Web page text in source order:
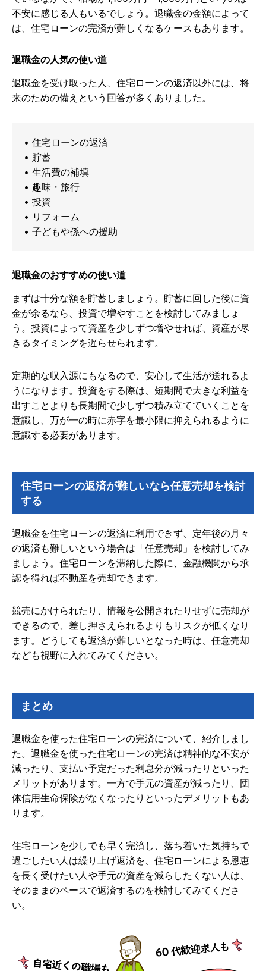
不安に感じる人もいるでしょう。退職金の金額によって
は、住宅ローンの完済が難しくなるケースもあります。
退職金の人気の使い道
退職金を受け取った人、住宅ローンの返済以外には、将
来のための備えという回答が多くありました。
• 住宅ローンの返済
• 貯蓄
• 生活費の補填
• 趣味・旅行
• 投資
• リフォーム
• 子どもや孫への援助
退職金のおすすめの使い道
まずは十分な額を貯蓄しましょう。貯蓄に回した後に資
金が余るなら、投資で増やすことを検討してみましょ
う。投資によって資産を少しずつ増やせれば、資産が尽
きるタイミングを遅らせられます。
定期的な収入源にもなるので、安心して生活が送れるよ
うになります。投資をする際は、短期間で大きな利益を
出すことよりも長期間で少しずつ積み立てていくことを
意識し、万が一の時に赤字を最小限に抑えられるように
意識する必要があります。
住宅ローンの返済が難しいなら任意売却を検討
する
退職金を住宅ローンの返済に利用できず、定年後の月々
の返済も難しいという場合は「任意売却」を検討してみ
ましょう。住宅ローンを滞納した際に、金融機関から承
認を得れば不動産を売却できます。
競売にかけられたり、情報を公開されたりせずに売却が
できるので、差し押さえられるよりもリスクが低くなり
ます。どうしても返済が難しいとなった時は、任意売却
なども視野に入れてみてください。
まとめ
退職金を使った住宅ローンの完済について、紹介しまし
た。退職金を使った住宅ローンの完済は精神的な不安が
減ったり、支払い予定だった利息分が減ったりといった
メリットがあります。一方で手元の資産が減ったり、団
体信用生命保険がなくなったりといったデメリットもあ
ります。
住宅ローンを少しでも早く完済し、落ち着いた気持ちで
過ごしたい人は繰り上げ返済を、住宅ローンによる恩恵
を長く受けたい人や手元の資産を減らしたくない人は、
そのままのペースで返済するのを検討してみてくださ
い。